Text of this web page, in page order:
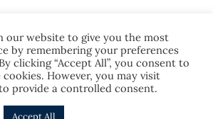
© 2026 Casla Institute
our website to give you the most
by remembering your preferences
clicking “Accept All”, you consent to
However, you may visit
provide a controlled consent.
Accept All